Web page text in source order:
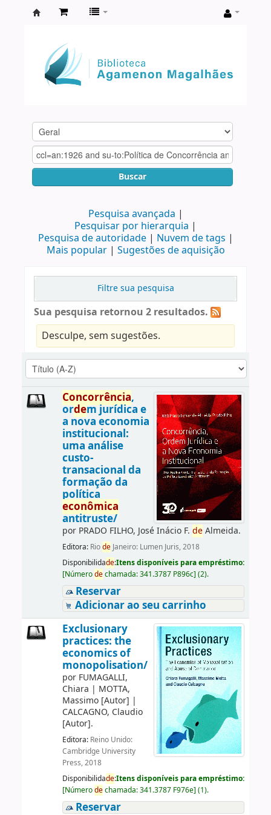
Agamenon
Magalhães
Buscar
Pesquisa avançada
Pesquisar por hierarquia
Pesquisa de autoridade
Nuvem de tags
Mais popular
Sugestões de aquisição
Filtre sua pesquisa
Sua pesquisa retornou 2 resultados.
Desculpe, sem sugestões.
Concorrência,
ordem jurídica e
a nova economia
institucional:
uma análise
custo-
transacional da
formação da
política
econômica
antitruste/
por PRADO FILHO, José Inácio F. deAlmeida.
Editora: RiodeJaneiro: Lumen Juris, 2018
Disponibilidade:Itens disponíveis para empréstimo:
[Númerodechamada:341.3787 P896c] (2).
Reservar
Adicionar ao seu carrinho
Exclusionary
practices: the
economics of
monopolisation/
por FUMAGALLI,
Chiara | MOTTA,
Massimo[Autor] |
CALCAGNO, Claudio
[Autor].
Editora: Reino Unido:
Cambridge University
Press, 2018
Disponibilidade:Itens disponíveis para empréstimo:
[Númerodechamada:341.3787 F976e] (1).
Reservar